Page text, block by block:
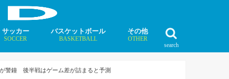
search
サッカー
SOCCER
バスケットボール
BASKETBALL
その他
OTHER
警鐘 後半戦はゲーム差が詰まると予測